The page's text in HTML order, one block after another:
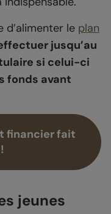
d’alimenter le plan
jusqu’au
si celui-ci
fonds avant
financier fait
jeunes